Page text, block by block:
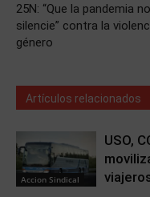
25N: “Que la pandemia
silencie” contra la
género
Artículos relacionados
Accion Sindical
USO,